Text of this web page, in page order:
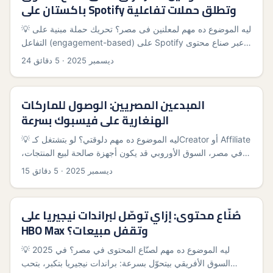
أدوات الاكتشاف والتحقق، لاختيار مزيج Nano/Micro/Macro
مناسب، لأساليب التعاقد وقياس الأداء. هاقول لك قصص قصيرة
مبنية على دلائل صناعية — زي إن النانو إنفلوينسرز بيجيبوا معدلات
باكستان على Spotify وتطلق حملات تفاعلية
💡 ليه الموضوع ده مهم لمعلنين فى مصر؟ تحريك حملة مبنية على
التفاعل (engagement-based) على Spotify عبر صناع محتوى
باكستانيين ممكن يبقى صفقة رابحة: جمهور موسيقى شاب،
بطريقة قابلة للتكرار. ...
24 ديسمبر 2025 · 5 دقائق
المبدعين المصريين: الوصول للماركات
الهنغارية على فيسبوك بسرعة
💡 ليه الموضوع ده مهم دلوقتي؟ لو بتشتغل كـCreator أو Affiliate
في مصر، السوق الأوروبي قد يكون أجهزة صالحة لبيع المنتجات،
خصوصاً ماركات وسط/شرق أوروبا زي هنغاريا اللي بتوسع وجودها
اتضح إن الشركات الكبيرة بتدمج أدوات أوتوماتيكية لإدارة حملات
المؤثرين — مثال قابل للاستدلال: إعلان Digital Brands Group
عن شراكة مع Aha (GlobeNewswire) علشان يعملوا أتمتة كاملة
لدورة حملات الـinfluencer. النقطة دي بتدل إن الماركات دلوقتي
بتقدّر الكفاءة، الأرقام، والـscalability أكتر من الـstorytelling
15 ديسمبر 2025 · 5 دقائق
صُنّاع محتوى: إزاي توصّل لبراندات نيجيريا على
HBO Max وتقفل مبيعات؟
💡 ليه الموضوع ده مهم لصنّاع المحتوى في مصر؟ في 2025
السوق الأفريقي بيتحوّل بسرعة: براندات نيجيريا بتكبر، بتحب